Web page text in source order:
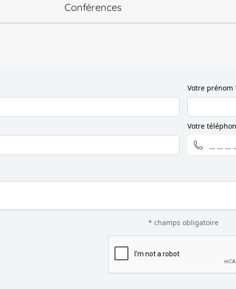
Conférences
Votre prénom
Votre
* champs obligatoire